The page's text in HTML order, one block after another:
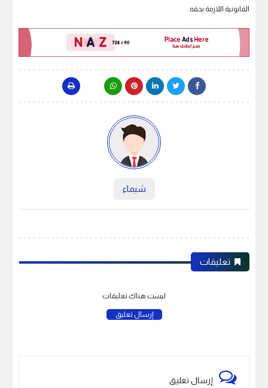
القانونية اللازمة بحقه.
شيماء
تعليقات
ليست هناك تعليقات
إرسال تعليق
إرسال تعليق